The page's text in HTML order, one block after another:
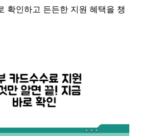
확인하고 든든한 지원 혜택을 챙